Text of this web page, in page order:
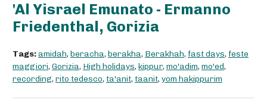
'Al Yisrael Emunato - Ermanno
Friedenthal, Gorizia
Tags:amidah, beracha, berakha, Berakhah, fast days, feste
maggiori, Gorizia, High holidays, kippur, mo'adim, mo'ed,
recording, rito tedesco, ta'anit, taanit, yom hakippurim